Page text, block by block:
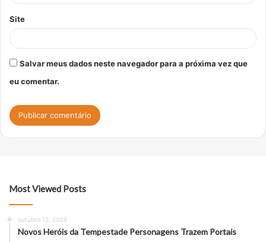
Site
Salvar meus dados neste navegador para a próxima vez que
eu comentar.
Most Viewed Posts
outubro 12, 2024
Novos Heróis da Tempestade Personagens Trazem Portais